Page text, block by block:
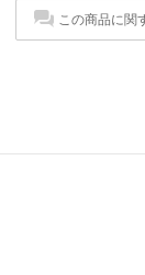
この商品に関